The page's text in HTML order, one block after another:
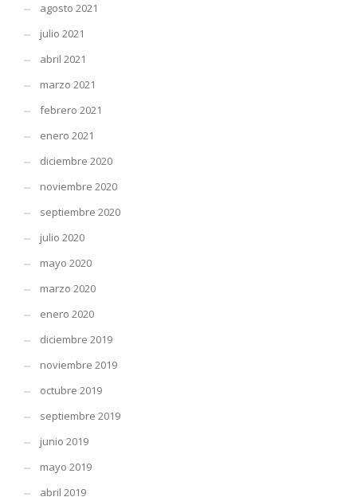
agosto 2021
julio 2021
abril 2021
marzo 2021
febrero 2021
enero 2021
diciembre 2020
noviembre 2020
septiembre 2020
julio 2020
mayo 2020
marzo 2020
enero 2020
diciembre 2019
noviembre 2019
octubre 2019
septiembre 2019
junio 2019
mayo 2019
abril 2019